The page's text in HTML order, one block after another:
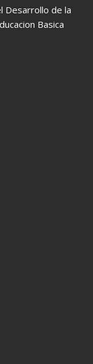
Desarrollo de la
Basica